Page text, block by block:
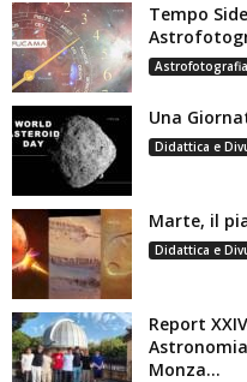
Tempo
Astrofotografia
Una
Didattica e
Marte, il
Didattica e
Report
Monza...